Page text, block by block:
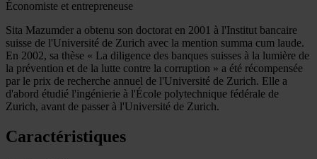
Économiste et entrepreneuse
Sita Mazumder a obtenu son doctorat en 2001 à l'Institut bancaire
suisse de l'Université de Zurich avec la mention summa cum laude.
En 2002, sa thèse « La diligence des banques suisses à la lumière de
la prévention et de la lutte contre la corruption » a été récompensée
par le prix de recherche annuel de l'Université de Zurich. Elle a
d'abord étudié l'ingénierie à l'École polytechnique fédérale de
Zurich, avant de passer à l'Université de Zurich.
Caractéristiques